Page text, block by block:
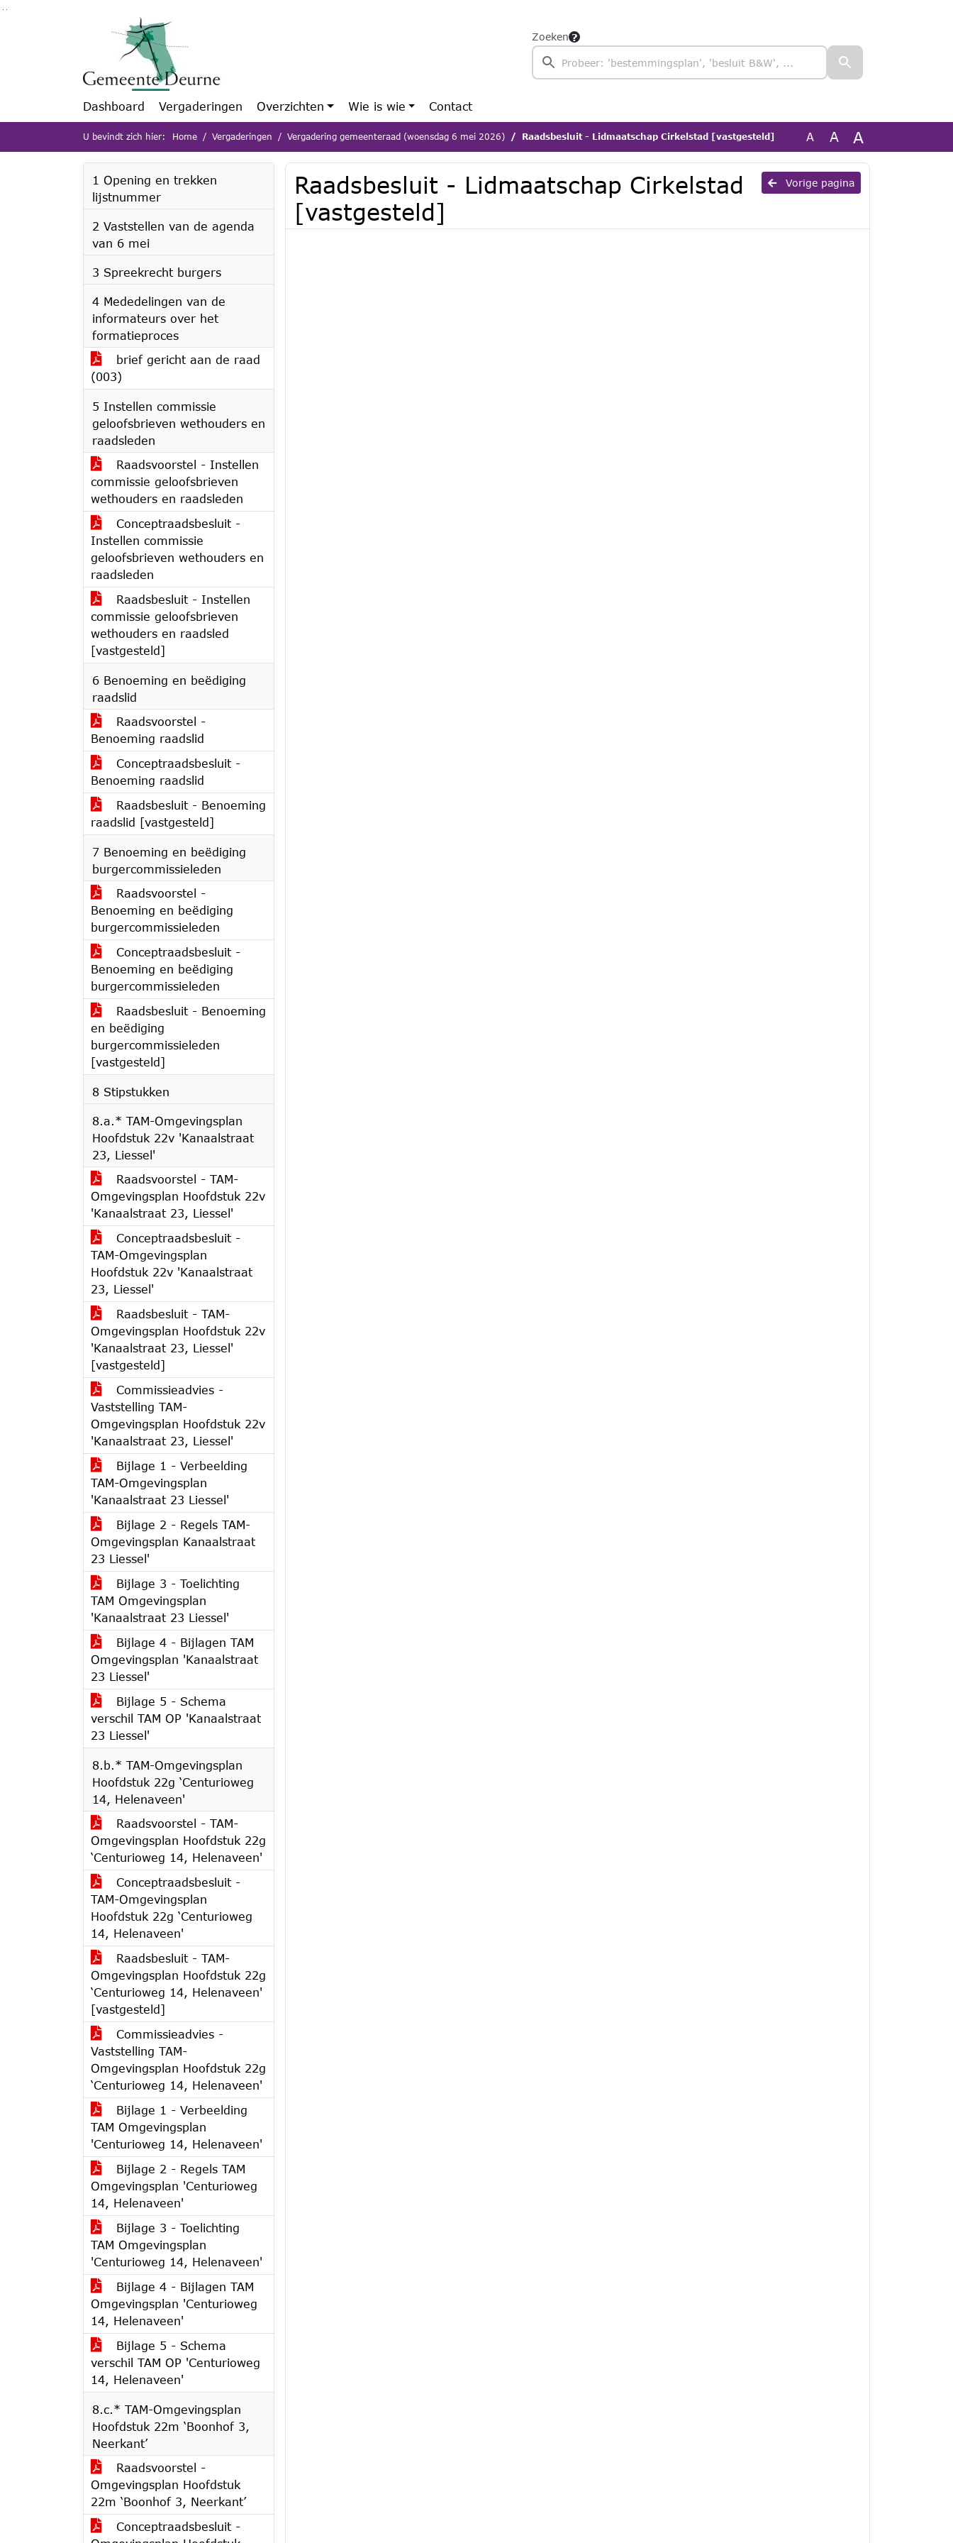
Ga naar de inhoud van deze pagina
Zoeken
Dashboard Vergaderingen Overzichten Wie is wie Contact
U bevindt zich hier: Home Vergaderingen Vergadering gemeenteraad (woensdag 6 mei 2026) Raadsbesluit - Lidmaatschap Cirkelstad [vastgesteld] A A A
1 Opening en trekken
lijstnummer
2 Vaststellen van de agenda
van 6 mei
3 Spreekrecht burgers
4 Mededelingen van de
informateurs over het
formatieproces
brief gericht aan de raad
(003)
5 Instellen commissie
geloofsbrieven wethouders en
raadsleden
Raadsvoorstel - Instellen
commissie geloofsbrieven
wethouders en raadsleden
Conceptraadsbesluit -
Instellen commissie
geloofsbrieven wethouders en
raadsleden
Raadsbesluit - Instellen
commissie geloofsbrieven
wethouders en raadsled
[vastgesteld]
6 Benoeming en beëdiging
raadslid
Raadsvoorstel -
Benoeming raadslid
Conceptraadsbesluit -
Benoeming raadslid
Raadsbesluit - Benoeming
raadslid [vastgesteld]
7 Benoeming en beëdiging
burgercommissieleden
Raadsvoorstel -
Benoeming en beëdiging
burgercommissieleden
Conceptraadsbesluit -
Benoeming en beëdiging
burgercommissieleden
Raadsbesluit - Benoeming
en beëdiging
burgercommissieleden
[vastgesteld]
8 Stipstukken
8.a.* TAM-Omgevingsplan
Hoofdstuk 22v 'Kanaalstraat
23, Liessel'
Raadsvoorstel - TAM-
Omgevingsplan Hoofdstuk 22v
'Kanaalstraat 23, Liessel'
Conceptraadsbesluit -
TAM-Omgevingsplan
Hoofdstuk 22v 'Kanaalstraat
23, Liessel'
Raadsbesluit - TAM-
Omgevingsplan Hoofdstuk 22v
'Kanaalstraat 23, Liessel'
[vastgesteld]
Commissieadvies -
Vaststelling TAM-
Omgevingsplan Hoofdstuk 22v
'Kanaalstraat 23, Liessel'
Bijlage 1 - Verbeelding
TAM-Omgevingsplan
'Kanaalstraat 23 Liessel'
Bijlage 2 - Regels TAM-
Omgevingsplan Kanaalstraat
23 Liessel'
Bijlage 3 - Toelichting
TAM Omgevingsplan
'Kanaalstraat 23 Liessel'
Bijlage 4 - Bijlagen TAM
Omgevingsplan 'Kanaalstraat
23 Liessel'
Bijlage 5 - Schema
verschil TAM OP 'Kanaalstraat
23 Liessel'
8.b.* TAM-Omgevingsplan
Hoofdstuk 22g ‘Centurioweg
14, Helenaveen'
Raadsvoorstel - TAM-
Omgevingsplan Hoofdstuk 22g
‘Centurioweg 14, Helenaveen'
Conceptraadsbesluit -
TAM-Omgevingsplan
Hoofdstuk 22g ‘Centurioweg
14, Helenaveen'
Raadsbesluit - TAM-
Omgevingsplan Hoofdstuk 22g
‘Centurioweg 14, Helenaveen'
[vastgesteld]
Commissieadvies -
Vaststelling TAM-
Omgevingsplan Hoofdstuk 22g
‘Centurioweg 14, Helenaveen'
Bijlage 1 - Verbeelding
TAM Omgevingsplan
'Centurioweg 14, Helenaveen'
Bijlage 2 - Regels TAM
Omgevingsplan 'Centurioweg
14, Helenaveen'
Bijlage 3 - Toelichting
TAM Omgevingsplan
'Centurioweg 14, Helenaveen'
Bijlage 4 - Bijlagen TAM
Omgevingsplan 'Centurioweg
14, Helenaveen'
Bijlage 5 - Schema
verschil TAM OP 'Centurioweg
14, Helenaveen'
8.c.* TAM-Omgevingsplan
Hoofdstuk 22m ‘Boonhof 3,
Neerkant’
Raadsvoorstel -
Omgevingsplan Hoofdstuk
22m ‘Boonhof 3, Neerkant’
Conceptraadsbesluit -
Vorige pagina
Raadsbesluit - Lidmaatschap Cirkelstad
[vastgesteld]